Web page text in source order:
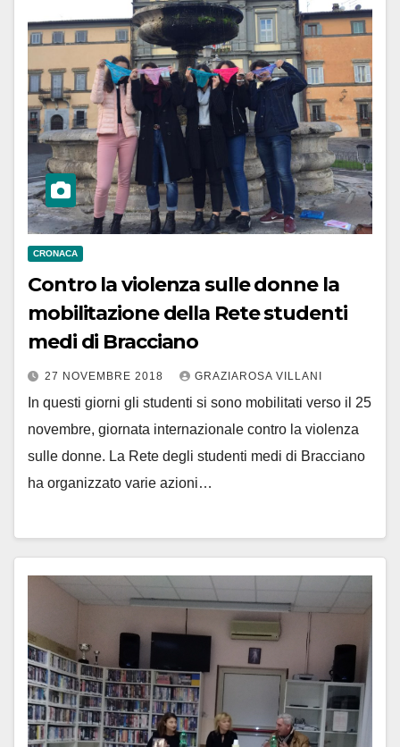
CRONACA
Contro la violenza sulle donne la
mobilitazione della Rete studenti
medi di Bracciano
27 NOVEMBRE 2018 GRAZIAROSA VILLANI
In questi giorni gli studenti si sono mobilitati verso il 25
novembre, giornata internazionale contro la violenza
sulle donne. La Rete degli studenti medi di Bracciano
ha organizzato varie azioni…